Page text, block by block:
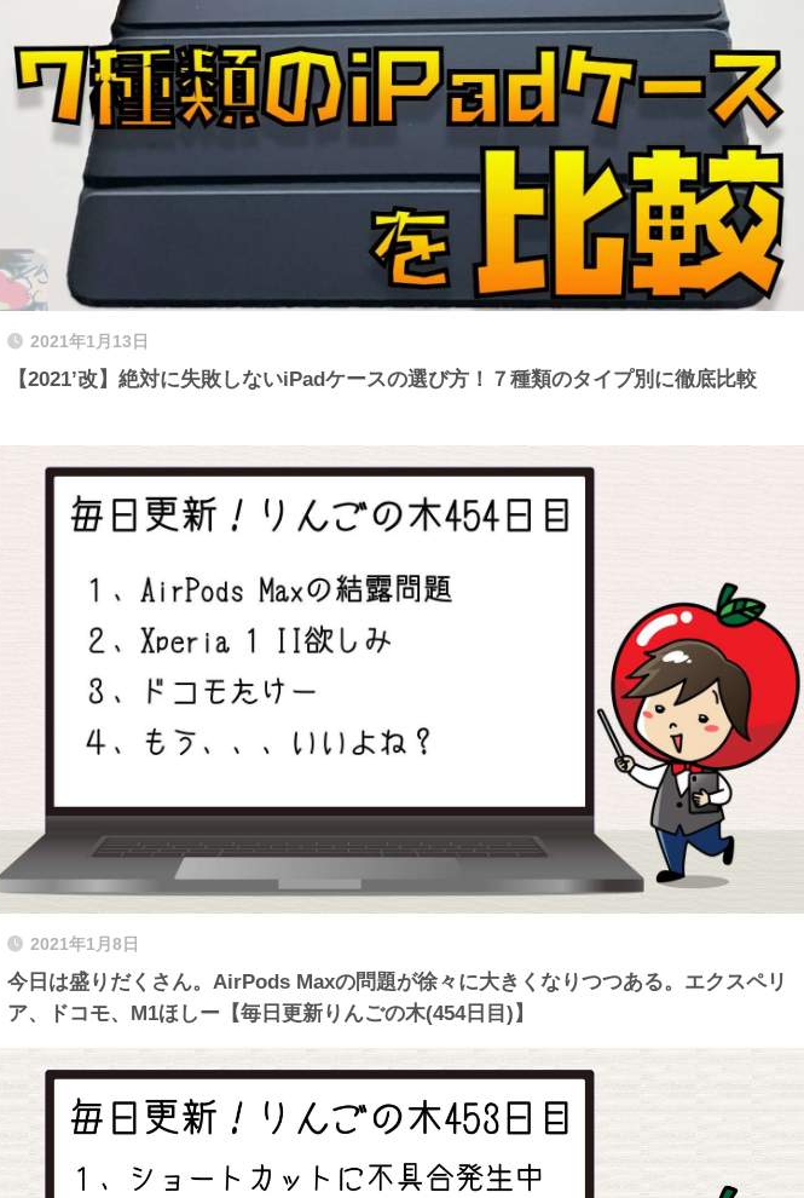
2021年1月13日
【2021’改】絶対に失敗しないiPadケースの選び方！７種類のタイプ別に徹底比較
2021年1月8日
今日は盛りだくさん。AirPods Maxの問題が徐々に大きくなりつつある。エクスペリ
ア、ドコモ、M1ほしー【毎日更新りんごの木(454日目)】